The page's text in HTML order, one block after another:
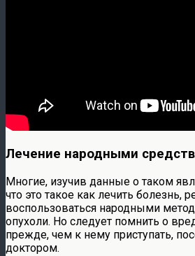
Лечение народными
Многие, изучив данные о таком
что это такое как лечить болезнь,
воспользоваться народными
опухоли. Но следует помнить о
прежде, чем к нему приступать,
доктором.